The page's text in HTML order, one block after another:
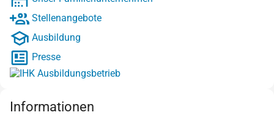
Stellenangebote
Ausbildung
Presse
Informationen